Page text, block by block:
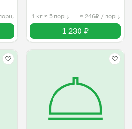
1 кг ≈ 5 порц. ≈ 246₽ / порц.
1 230 ₽